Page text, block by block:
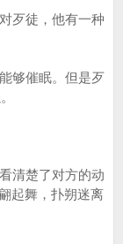
歹徒，他有一种
够催眠。但是歹
清楚了对方的动
起舞，扑朔迷离